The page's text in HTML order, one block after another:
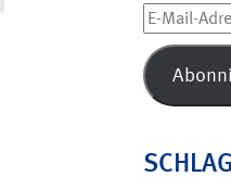
E-
Mail-
Adresse